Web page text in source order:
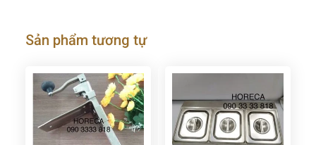
Sản phẩm tương tự